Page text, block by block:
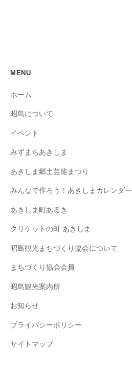
MENU
ホーム
昭島について
イベント
みずまちあきしま
あきしま郷土芸能まつり
みんなで作ろう！あきしまカレンダー
あきしま町あるき
クリケットの町 あきしま
昭島観光まちづくり協会について
まちづくり協会会員
昭島観光案内所
お知らせ
プライバシーポリシー
サイトマップ